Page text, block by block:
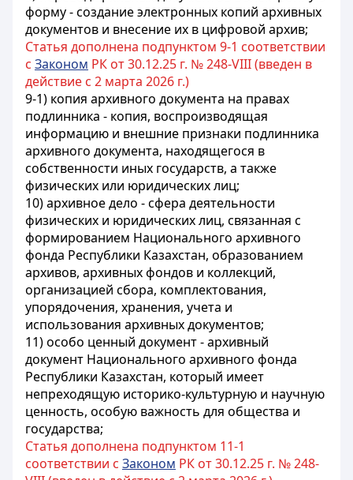
форму - создание электронных копий архивных
документов и внесение их в цифровой архив;
Статья дополнена подпунктом 9-1 соответствии
с Законом РК от 30.12.25 г. № 248-VIII (введен в
действие с 2 марта 2026 г.)
9-1) копия архивного документа на правах
подлинника - копия, воспроизводящая
информацию и внешние признаки подлинника
архивного документа, находящегося в
собственности иных государств, а также
физических или юридических лиц;
10) архивное дело - сфера деятельности
физических и юридических лиц, связанная с
формированием Национального архивного
фонда Республики Казахстан, образованием
архивов, архивных фондов и коллекций,
организацией сбора, комплектования,
упорядочения, хранения, учета и
использования архивных документов;
11) особо ценный документ - архивный
документ Национального архивного фонда
Республики Казахстан, который имеет
непреходящую историко-культурную и научную
ценность, особую важность для общества и
государства;
Статья дополнена подпунктом 11-1
соответствии с Законом РК от 30.12.25 г. № 248-